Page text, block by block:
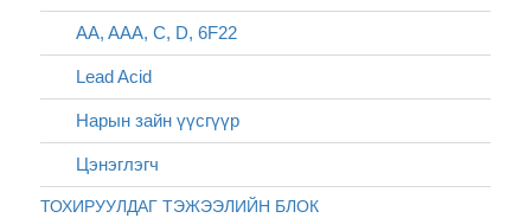
AA, AAA, C, D, 6F22
Lead Acid
Нарын зайн үүсгүүр
Цэнэглэгч
ТОХИРУУЛДАГ ТЭЖЭЭЛИЙН БЛОК